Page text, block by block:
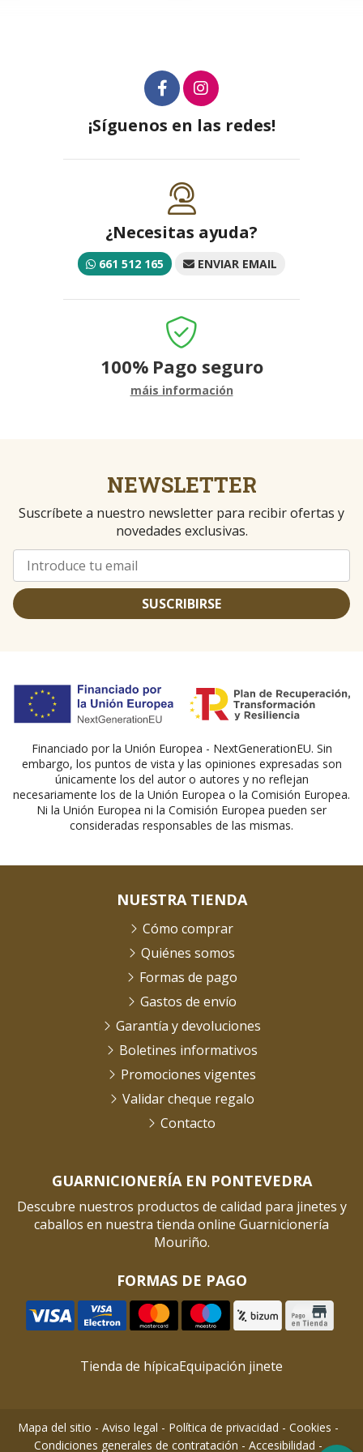
¡Síguenos en las redes!
¿Necesitas ayuda?
661 512 165 ENVIAR EMAIL
100% Pago seguro
máis información
NEWSLETTER
Suscríbete a nuestro newsletter para recibir ofertas y
novedades exclusivas.
SUSCRIBIRSE
Financiado por la Unión Europea - NextGenerationEU. Sin
embargo, los puntos de vista y las opiniones expresadas son
únicamente los del autor o autores y no reflejan
necesariamente los de la Unión Europea o la Comisión Europea.
Ni la Unión Europea ni la Comisión Europea pueden ser
consideradas responsables de las mismas.
GUARNICIONERÍA EN PONTEVEDRA
Descubre nuestros productos de calidad para jinetes y
caballos en nuestra tienda online Guarnicionería
Mouriño.
FORMAS DE PAGO
NUESTRA TIENDA
Cómo comprar
Quiénes somos
Formas de pago
Gastos de envío
Garantía y devoluciones
Boletines informativos
Promociones vigentes
Validar cheque regalo
Contacto
Tienda de hípicaEquipación jinete
Mapa del sitio - Aviso legal - Política de privacidad - Cookies -
Condiciones generales de contratación - Accesibilidad -